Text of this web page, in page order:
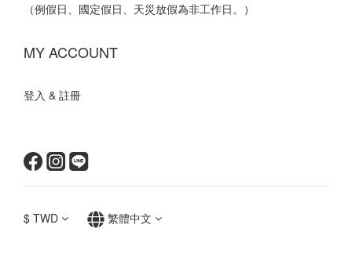
（例假日、國定假日、天災放假為非工作日。）
MY ACCOUNT
登入 & 註冊
$ TWD 繁體中文